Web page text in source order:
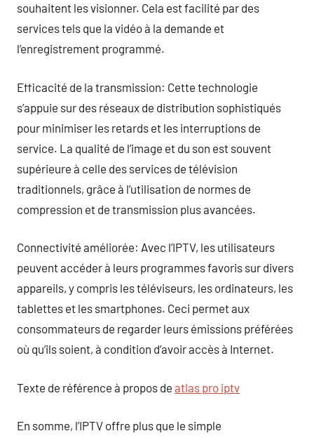
souhaitent les visionner. Cela est facilité par des
services tels que la vidéo à la demande et
l’enregistrement programmé.
Efficacité de la transmission: Cette technologie
s’appuie sur des réseaux de distribution sophistiqués
pour minimiser les retards et les interruptions de
service. La qualité de l’image et du son est souvent
supérieure à celle des services de télévision
traditionnels, grâce à l’utilisation de normes de
compression et de transmission plus avancées.
Connectivité améliorée: Avec l’IPTV, les utilisateurs
peuvent accéder à leurs programmes favoris sur divers
appareils, y compris les téléviseurs, les ordinateurs, les
tablettes et les smartphones. Ceci permet aux
consommateurs de regarder leurs émissions préférées
où qu’ils soient, à condition d’avoir accès à Internet.
Texte de référence à propos de atlas pro iptv
En somme, l’IPTV offre plus que le simple